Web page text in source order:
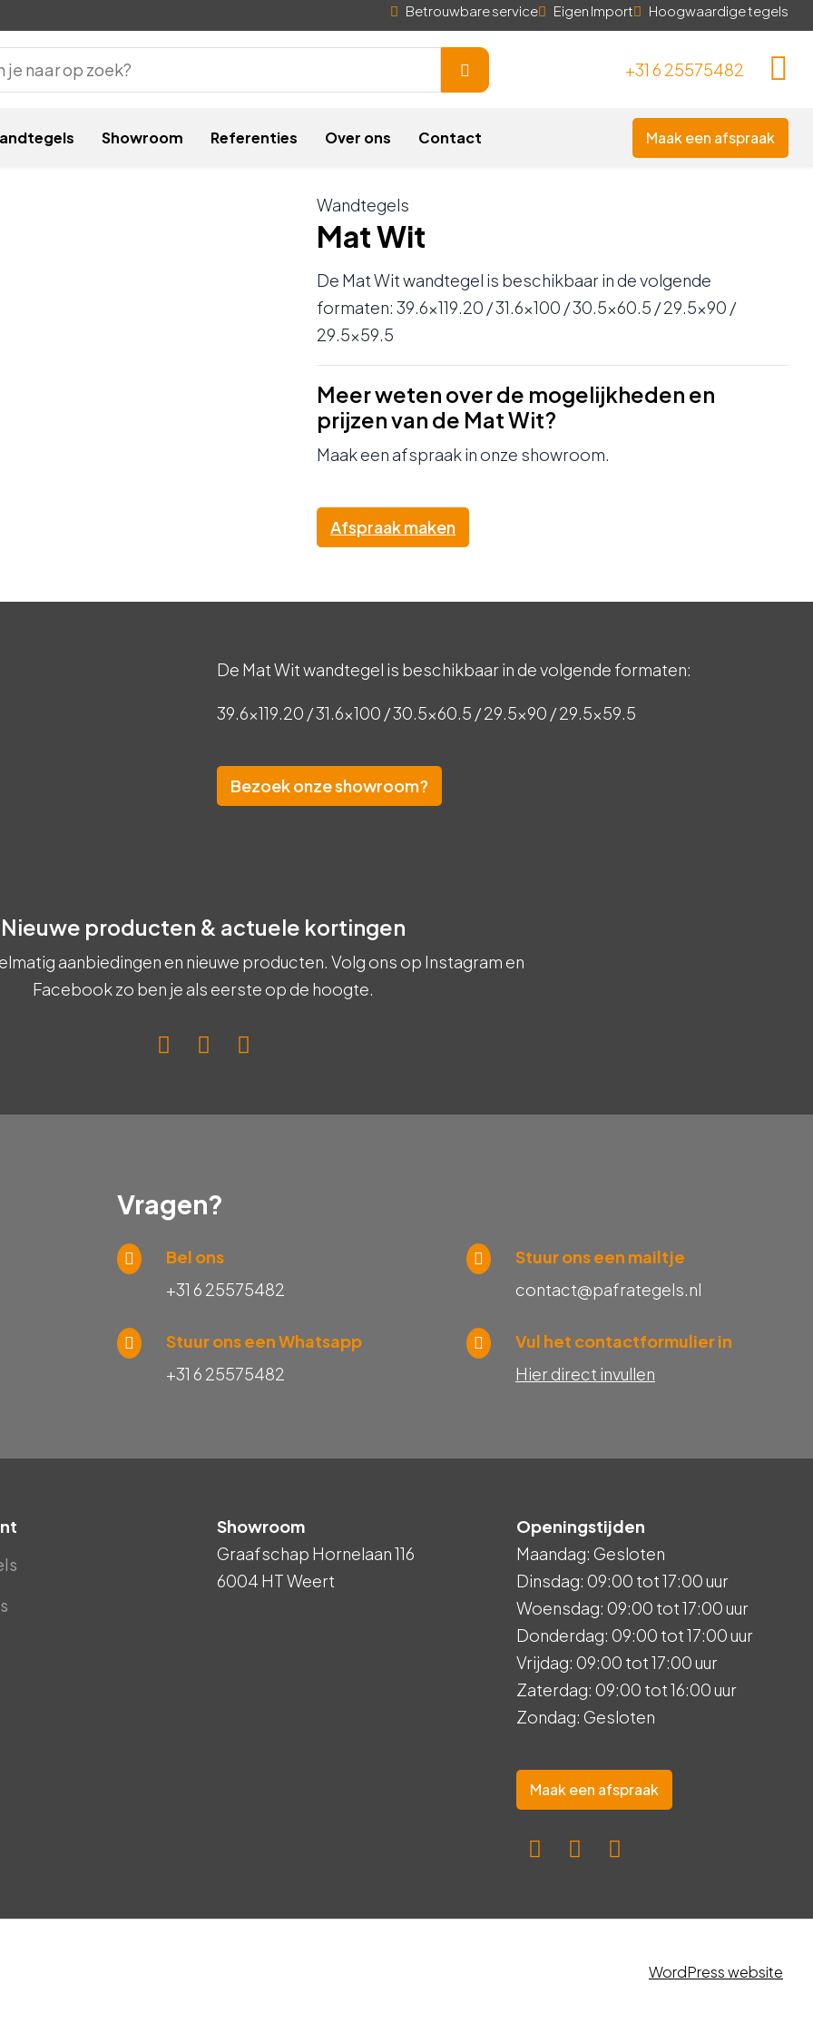
Hoogwaardige tegels
Eigen Import
Betrouwbare service
+31 6 25575482
Showroom Referenties Over ons Contact Maak een afspraak
Wandtegels
Mat Wit
De Mat Wit wandtegel is beschikbaar in de volgende
formaten: 39.6×119.20 / 31.6×100 / 30.5×60.5 / 29.5×90 /
29.5×59.5
Meer weten over de mogelijkheden en
prijzen van de Mat Wit?
Maak een afspraak in onze showroom.
Afspraak maken
De Mat Wit wandtegel is beschikbaar in de volgende formaten:
39.6×119.20 / 31.6×100 / 30.5×60.5 / 29.5×90 / 29.5×59.5
Bezoek onze showroom?
Nieuwe producten & actuele kortingen
aanbiedingen en nieuwe producten. Volg ons op Instagram en
Facebook zo ben je als eerste op de hoogte.
Vragen?
Bel ons
+31 6 25575482
Stuur ons een Whatsapp
+31 6 25575482
Stuur ons een mailtje
contact@pafrategels.nl
Vul het contactformulier in
Hier direct invullen
Showroom
Graafschap Hornelaan 116
6004 HT Weert
Openingstijden
Maandag: Gesloten
Dinsdag: 09:00 tot 17:00 uur
Woensdag: 09:00 tot 17:00 uur
Donderdag: 09:00 tot 17:00 uur
Vrijdag: 09:00 tot 17:00 uur
Zaterdag: 09:00 tot 16:00 uur
Zondag: Gesloten
Maak een afspraak
WordPress website